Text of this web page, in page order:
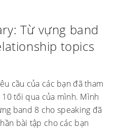
Từ vựng band
topics
cầu của các bạn đã tham
tối qua của mình. Mình
band 8 cho speaking đã
bài tập cho các bạn